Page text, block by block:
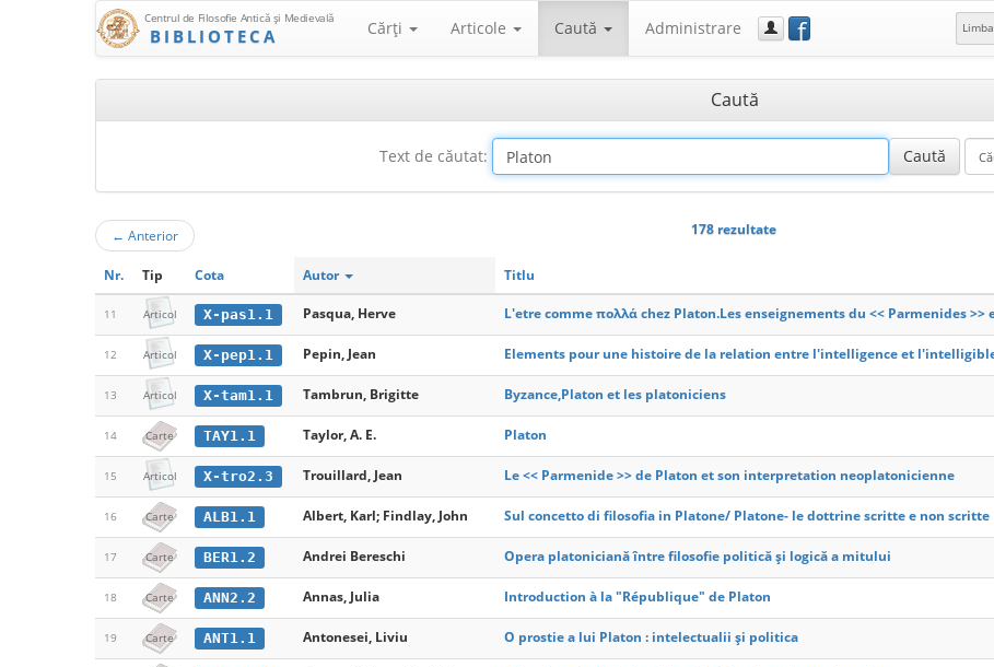
Centrul de Filosofie Antică şi Medievală
BIBLIOTECA Cărţi Articole Caută Administrare f Limba
Caută
Text de căutat:
← Anterior 178 rezultate
Nr. Tip Cota Autor Titlu
11 Articol X-pas1.1 Pasqua, Herve L'etre comme πολλά chez Platon.Les enseignements du << Parmenides >>
12 Articol X-pep1.1 Pepin, Jean Elements pour une histoire de la relation entre l'intelligence et
13 Articol X-tam1.1 Tambrun, Brigitte Byzance,Platon et les platoniciens
14 Carte TAY1.1 Taylor, A. E. Platon
15 Articol X-tro2.3 Trouillard, Jean Le << Parmenide >> de Platon et son interpretation neoplatonicienne
16 Carte ALB1.1 Albert, Karl; Findlay, John Sul concetto di filosofia in Platone/ Platone- le dottrine scritte e non scritte
17 Carte BER1.2 Andrei Bereschi Opera platoniciană între filosofie politică şi logică a mitului
18 Carte ANN2.2 Annas, Julia Introduction à la "République" de Platon
19 Carte ANT1.1 Antonesei, Liviu O prostie a lui Platon : intelectualii şi politica